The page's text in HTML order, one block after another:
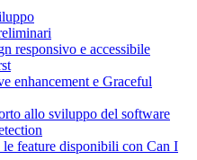
responsivo e accessibile
enhancement e Graceful
allo sviluppo del software
feature disponibili con Can I